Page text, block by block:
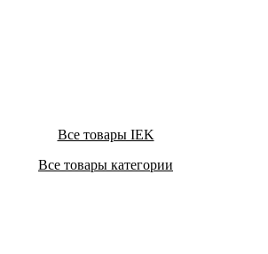
Все товары IEK
Все товары категории